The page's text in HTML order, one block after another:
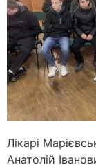
Лікарі
Анатолій